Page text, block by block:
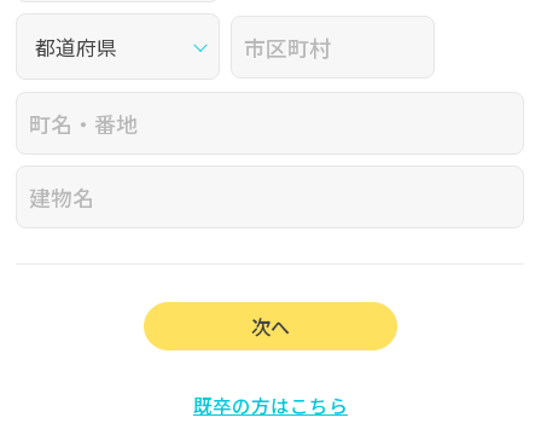
次へ
既卒の方はこちら